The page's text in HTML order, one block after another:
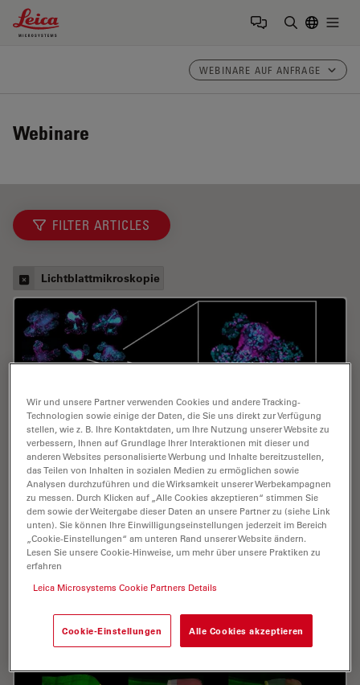
Leica Microsystems Logo
WEBINARE AUF ANFRAGE
Webinare
FILTER ARTICLES
Lichtblattmikroskopie
Multiscale Imaging of Organoids: High
Content to Light Sheet
Learn multiscale organoid imaging: fixed high content
reproducible pipelines that turn 3D data into insights.
Jun 01, 2026 Webinar Organoide + 3D-Zellkultur
Wir und unsere Partner verwenden Cookies und andere Tracking-
Technologien sowie einige der Daten, die Sie uns direkt zur Verfügung
stellen, wie z. B. Ihre Kontaktdaten, um Ihre Nutzung unserer Website zu
verbessern, Ihnen auf Grundlage Ihrer Interaktionen mit dieser und
anderen Websites personalisierte Werbung und Inhalte bereitzustellen,
das Teilen von Inhalten in sozialen Medien zu ermöglichen sowie
Analysen durchzuführen und die Wirksamkeit unserer Werbekampagnen
zu messen. Durch Klicken auf „Alle Cookies akzeptieren“ stimmen Sie
dem sowie der Weitergabe dieser Daten an unsere Partner zu (siehe Link
unten). Sie können Ihre Einwilligungseinstellungen jederzeit im Bereich
„Cookie-Einstellungen“ am unteren Rand unserer Website ändern.
Lesen Sie unsere Cookie-Hinweise, um mehr über unsere Praktiken zu
erfahren
Leica Microsystems Cookie Partners Details
Cookie-Einstellungen Alle Cookies akzeptieren